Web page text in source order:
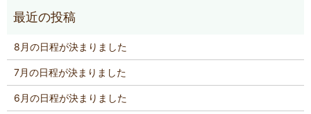
8月の日程が決まりました
7月の日程が決まりました
6月の日程が決まりました